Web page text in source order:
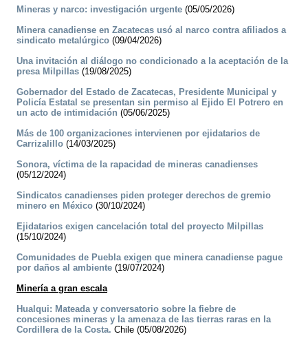
Mineras y narco: investigación urgente (05/05/2026)
Minera canadiense en Zacatecas usó al narco contra afiliados a
sindicato metalúrgico (09/04/2026)
Una invitación al diálogo no condicionado a la aceptación de la
presa Milpillas (19/08/2025)
Gobernador del Estado de Zacatecas, Presidente Municipal y
Policía Estatal se presentan sin permiso al Ejido El Potrero en
un acto de intimidación (05/06/2025)
Más de 100 organizaciones intervienen por ejidatarios de
Carrizalillo (14/03/2025)
Sonora, víctima de la rapacidad de mineras canadienses
(05/12/2024)
Sindicatos canadienses piden proteger derechos de gremio
minero en México (30/10/2024)
Ejidatarios exigen cancelación total del proyecto Milpillas
(15/10/2024)
Comunidades de Puebla exigen que minera canadiense pague
por daños al ambiente (19/07/2024)
Minería a gran escala
Hualqui: Mateada y conversatorio sobre la fiebre de
concesiones mineras y la amenaza de las tierras raras en la
Cordillera de la Costa. Chile (05/08/2026)